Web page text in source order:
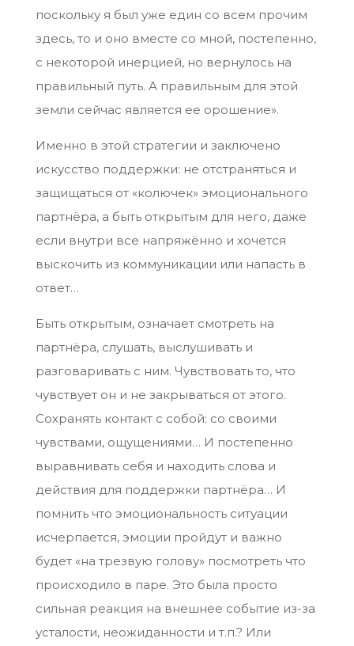
поскольку я был уже един со всем прочим
здесь, то и оно вместе со мной, постепенно,
с некоторой инерцией, но вернулось на
правильный путь. А правильным для этой
земли сейчас является ее орошение».
Именно в этой стратегии и заключено
искусство поддержки: не отстраняться и
защищаться от «колючек» эмоционального
партнёра, а быть открытым для него, даже
если внутри все напряжённо и хочется
выскочить из коммуникации или напасть в
ответ…
Быть открытым, означает смотреть на
партнёра, слушать, выслушивать и
разговаривать с ним. Чувствовать то, что
чувствует он и не закрываться от этого.
Сохранять контакт с собой: со своими
чувствами, ощущениями… И постепенно
выравнивать себя и находить слова и
действия для поддержки партнёра… И
помнить что эмоциональность ситуации
исчерпается, эмоции пройдут и важно
будет «на трезвую голову» посмотреть что
происходило в паре. Это была просто
сильная реакция на внешнее событие из-за
усталости, неожиданности и т.п.? Или